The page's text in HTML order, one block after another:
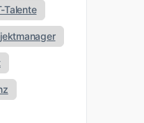
Talente